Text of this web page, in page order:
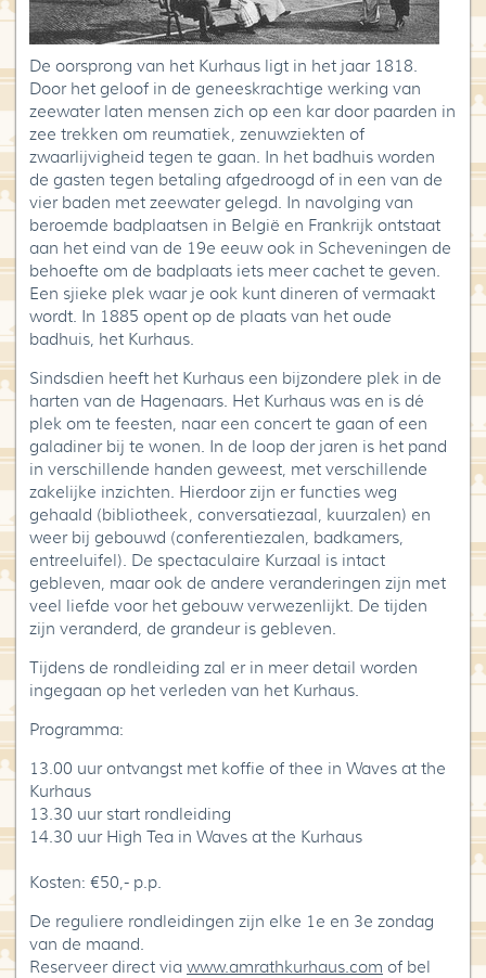
De oorsprong van het Kurhaus ligt in het jaar 1818.
Door het geloof in de geneeskrachtige werking van
zeewater laten mensen zich op een kar door paarden in
zee trekken om reumatiek, zenuwziekten of
zwaarlijvigheid tegen te gaan. In het badhuis worden
de gasten tegen betaling afgedroogd of in een van de
vier baden met zeewater gelegd. In navolging van
beroemde badplaatsen in België en Frankrijk ontstaat
aan het eind van de 19e eeuw ook in Scheveningen de
behoefte om de badplaats iets meer cachet te geven.
Een sjieke plek waar je ook kunt dineren of vermaakt
wordt. In 1885 opent op de plaats van het oude
badhuis, het Kurhaus.
Sindsdien heeft het Kurhaus een bijzondere plek in de
harten van de Hagenaars. Het Kurhaus was en is dé
plek om te feesten, naar een concert te gaan of een
galadiner bij te wonen. In de loop der jaren is het pand
in verschillende handen geweest, met verschillende
zakelijke inzichten. Hierdoor zijn er functies weg
gehaald (bibliotheek, conversatiezaal, kuurzalen) en
weer bij gebouwd (conferentiezalen, badkamers,
entreeluifel). De spectaculaire Kurzaal is intact
gebleven, maar ook de andere veranderingen zijn met
veel liefde voor het gebouw verwezenlijkt. De tijden
zijn veranderd, de grandeur is gebleven.
Tijdens de rondleiding zal er in meer detail worden
ingegaan op het verleden van het Kurhaus.
Programma:
13.00 uur ontvangst met koffie of thee in Waves at the
Kurhaus
13.30 uur start rondleiding
14.30 uur High Tea in Waves at the Kurhaus
Kosten: €50,- p.p.
De reguliere rondleidingen zijn elke 1e en 3e zondag
van de maand.
Reserveer direct via www.amrathkurhaus.com of bel